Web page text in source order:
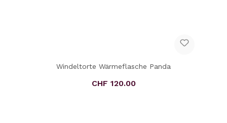
Windeltorte Wärmeflasche Panda
Regulärer Preis:
CHF 120.00